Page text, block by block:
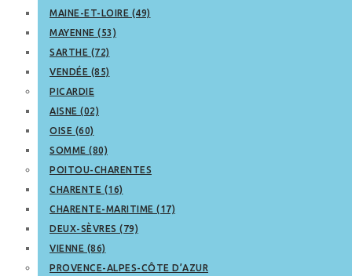
MAINE-ET-LOIRE (49)
MAYENNE (53)
SARTHE (72)
VENDÉE (85)
PICARDIE
AISNE (02)
OISE (60)
SOMME (80)
POITOU-CHARENTES
CHARENTE (16)
CHARENTE-MARITIME (17)
DEUX-SÈVRES (79)
VIENNE (86)
PROVENCE-ALPES-CÔTE D’AZUR